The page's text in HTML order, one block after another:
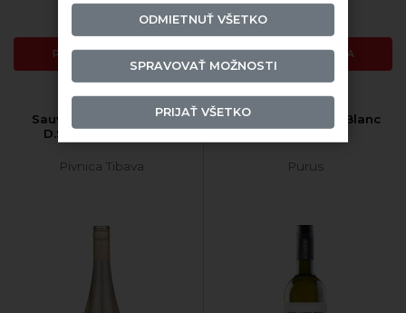
PRIDAŤ DO KOŠÍKA PRIDAŤ DO KOŠÍKA
Sauvignon Robin Bird
D.S.C. suché 2024
Pivnica Tibava
Purus Sauvignon Blanc
2024 suché
Purus
ODMIETNUŤ VŠETKO
SPRAVOVAŤ MOŽNOSTI
PRIJAŤ VŠETKO